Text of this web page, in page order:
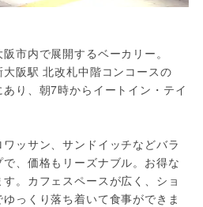
市内で展開するベーカリー。
大阪駅 北改札中階コンコースの
あり、朝7時からイートイン・テイ
ッサン、サンドイッチなどバラ
、価格もリーズナブル。お得な
。カフェスペースが広く、ショ
っくり落ち着いて食事ができま